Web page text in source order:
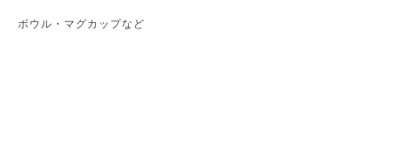
ボウル・マグカップなど